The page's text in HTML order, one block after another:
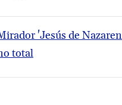
'Jesús de
total